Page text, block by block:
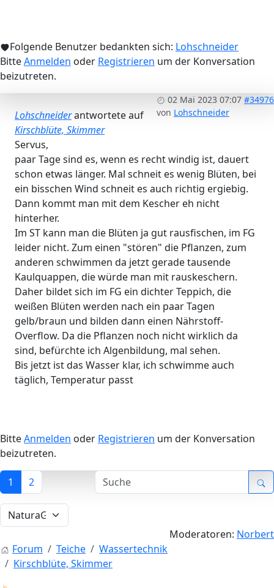
Folgende Benutzer bedankten sich: Lohschneider
BitteAnmelden oder Registrieren um der Konversation
beizutreten.
02 Mai 2023 07:07 #34976
von Lohschneider
Lohschneiderantwortete auf
Kirschblüte, Skimmer
Servus,
paar Tage sind es, wenn es recht windig ist, dauert
schon etwas länger. Mal schneit es wenig Blüten, bei
ein bisschen Wind schneit es auch richtig ergiebig.
Dann kommt man mit dem Kescher eh nicht
hinterher.
Im ST kann man die Blüten ja gut rausfischen, im FG
leider nicht. Zum einen "stören" die Pflanzen, zum
anderen schwimmen da jetzt gerade tausende
Kaulquappen, die würde man mit rauskeschern.
Daher bildet sich im FG ein dichter Teppich, die
weißen Blüten werden nach ein paar Tagen
gelb/braun und bilden dann einen Nährstoff-
Overflow. Da die Pflanzen noch nicht wirklich da
sind, befürchte ich Algenbildung, mal sehen.
Bis jetzt ist das Wasser klar, ich schwimme auch
täglich, Temperatur passt
BitteAnmelden oder Registrieren um der Konversation
beizutreten.
1 2
Moderatoren: Norbert
Forum
Teiche
Wassertechnik
Kirschblüte, Skimmer